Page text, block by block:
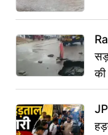
की